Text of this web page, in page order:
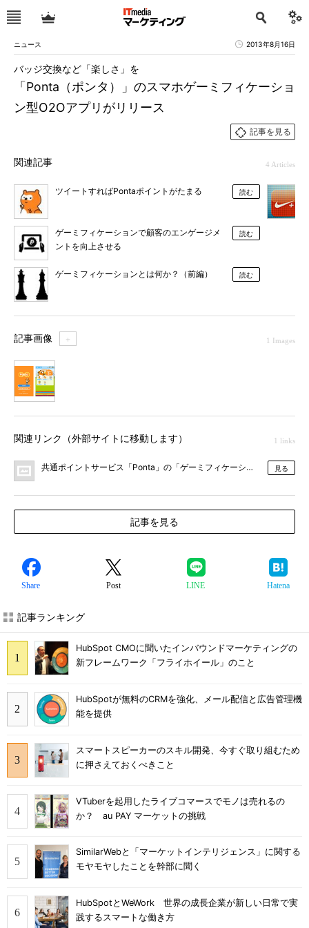
ニュース 2013年8月16日
「Ponta（ポンタ）」のスマホゲーミフィケーショ
ン型O2Oアプリがリリース
バッジ交換など「楽しさ」を
記事を見る
関連記事 4 Articles
ツイートすればPontaポイントがたまる 読む
ゲーミフィケーションで顧客のエンゲージメ
ントを向上させる
読む
ゲーミフィケーションとは何か？（前編） 読む
記事画像 ＋ 1 Images
関連リンク（外部サイトに移動します） 1 links
共通ポイントサービス「Ponta」の「ゲーミフィケーション型O2Oア
見る
記事を見る
Share Post LINE Hatena
記事ランキング
HubSpot CMOに聞いたインバウンドマーケティングの
新フレームワーク「フライホイール」のこと
HubSpotが無料のCRMを強化、メール配信と広告管理機
能を提供
スマートスピーカーのスキル開発、今すぐ取り組むため
に押さえておくべきこと
VTuberを起用したライブコマースでモノは売れるの
か？ au PAY マーケットの挑戦
SimilarWebと「マーケットインテリジェンス」に関する
モヤモヤしたことを幹部に聞く
HubSpotとWeWork 世界の成長企業が新しい日常で実
践するスマートな働き方